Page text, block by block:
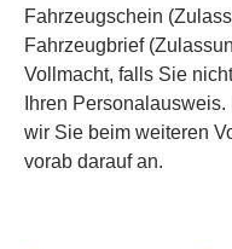
Fahrzeugschein
Fahrzeugbrief
Vollmacht, falls Sie
Ihren
wir Sie beim weiteren
vorab darauf an.